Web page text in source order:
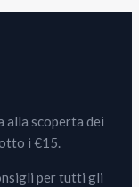
alla scoperta dei
i €15.
per tutti gli